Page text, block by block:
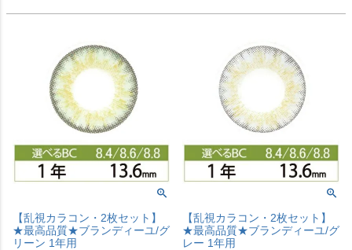
【乱視カラコン・2枚セット】
★最高品質★ブランディーユ/グ
リーン 1年用
【乱視カラコン・2枚セット】
★最高品質★ブランディーユ/グ
レー 1年用